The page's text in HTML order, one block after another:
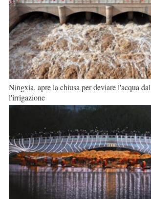
Ningxia, apre la chiusa per deviare l'acqua
l'irrigazione